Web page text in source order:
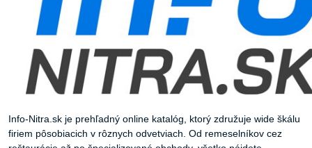
Info-Nitra.sk je prehľadný online katalóg, ktorý združuje wide škálu
firiem pôsobiacich v rôznych odvetviach. Od remeselníkov cez